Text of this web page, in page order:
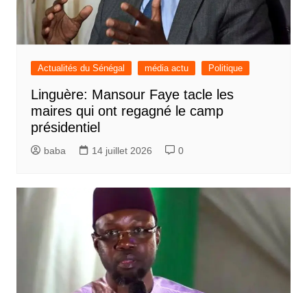
Actualités du Sénégal média actu Politique
Linguère: Mansour Faye tacle les
maires qui ont regagné le camp
présidentiel
baba 14 juillet 2026 0